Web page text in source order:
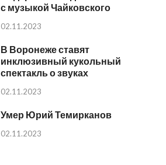
с музыкой Чайковского
02.11.2023
В Воронеже ставят
инклюзивный кукольный
спектакль о звуках
02.11.2023
Умер Юрий Темирканов
02.11.2023